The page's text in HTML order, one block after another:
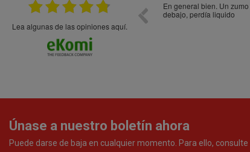
Lea algunas de las opiniones aquí.
En general bien. Un
debajo, perdía liquido
Únase a nuestro boletín ahora
Puede darse de baja en cualquier momento. Para ello,